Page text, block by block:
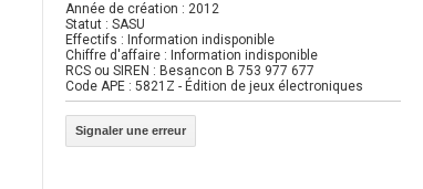
Année de création : 2012
Statut : SASU
Effectifs : Information indisponible
Chiffre d'affaire : Information indisponible
RCS ou SIREN : Besancon B 753 977 677
Code APE : 5821Z - Édition de jeux électroniques
Signaler une erreur